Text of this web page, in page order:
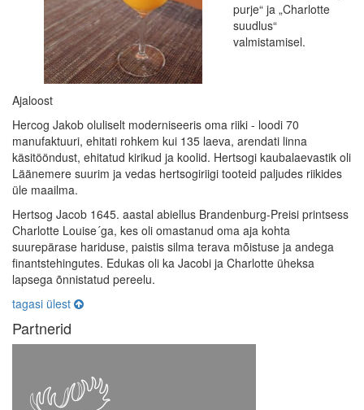
purje“ ja „Charlotte
suudlus“
valmistamisel.
Ajaloost
Hercog Jakob oluliselt moderniseeris oma riiki - loodi 70
manufaktuuri, ehitati rohkem kui 135 laeva, arendati linna
käsitööndust, ehitatud kirikud ja koolid. Hertsogi kaubalaevastik oli
Läänemere suurim ja vedas hertsogiriigi tooteid paljudes riikides
üle maailma.
Hertsog Jacob 1645. aastal abiellus Brandenburg-Preisi printsess
Charlotte Louise´ga, kes oli omastanud oma aja kohta
suurepärase hariduse, paistis silma terava mõistuse ja andega
finantstehingutes. Edukas oli ka Jacobi ja Charlotte üheksa
lapsega õnnistatud pereelu.
tagasi ülest
Partnerid